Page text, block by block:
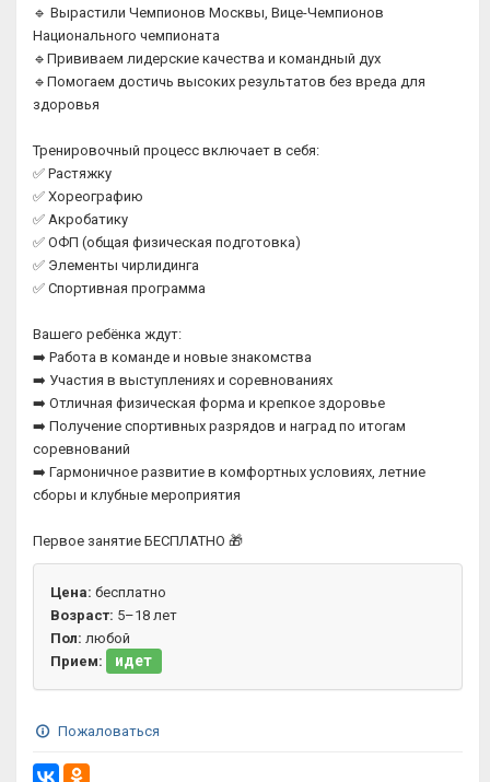
🔹 Вырастили Чемпионов Москвы, Вице-Чемпионов
Национального чемпионата
🔹Прививаем лидерские качества и командный дух
🔹Помогаем достичь высоких результатов без вреда для
здоровья
Тренировочный процесс включает в себя:
✅ Растяжку
✅ Хореографию
✅ Акробатику
✅ ОФП (общая физическая подготовка)
✅ Элементы чирлидинга
✅ Спортивная программа
Вашего ребёнка ждут:
➡️ Работа в команде и новые знакомства
➡️ Участия в выступлениях и соревнованиях
➡️ Отличная физическая форма и крепкое здоровье
➡️ Получение спортивных разрядов и наград по итогам
соревнований
➡️ Гармоничное развитие в комфортных условиях, летние
сборы и клубные мероприятия
Первое занятие БЕСПЛАТНО 🎁
Цена: бесплатно
Возраст: 5–18 лет
Пол: любой
Прием:
идет
Пожаловаться